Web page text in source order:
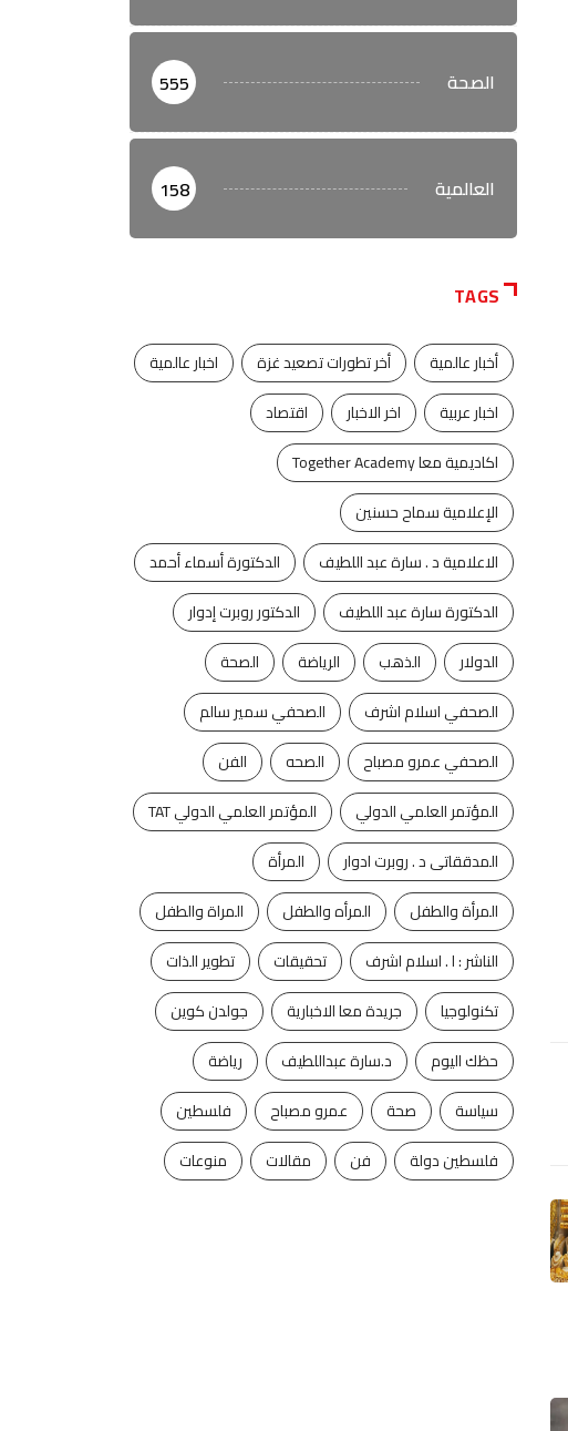
الصحة 555
العالمية 158
TAGS
أخبار عالمية أخر تطورات تصعيد غزة
اخبار عالمية
اخبار عربية
اخر الاخبار
اقتصاد
اكاديمية معا Together Academy
الإعلامية سماح حسنين
الاعلامية د . سارة عبد اللطيف
الدكتورة أسماء أحمد
الدكتورة سارة عبد اللطيف
الدكتور روبرت إدوار
الدولار
الذهب الرياضة
الصحة
الصحفي اسلام اشرف
الصحفي سمير سالم
الصحفي عمرو مصباح
الصحه
الفن
المؤتمر العلمي الدولي
المؤتمر العلمي الدولي TAT
المدققاتى د . روبرت ادوار
المرأة
المرأة والطفل
المرأه والطفل
المراة والطفل
الناشر : ا . اسلام اشرف
تحقيقات
تطوير الذات
تكنولوجيا
جريدة معا الاخبارية
جولدن كوين
حظك اليوم
د.سارة عبداللطيف
رياضة
سياسة
صحة عمرو مصباح
فلسطين
فلسطين دولة
فن مقالات منوعات